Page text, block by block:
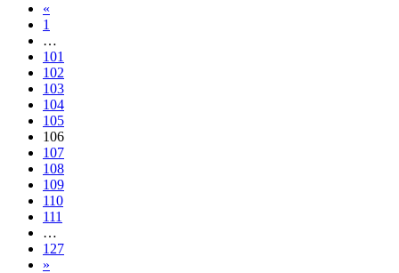
«
1
…
101
102
103
104
105
106
107
108
109
110
111
…
127
»